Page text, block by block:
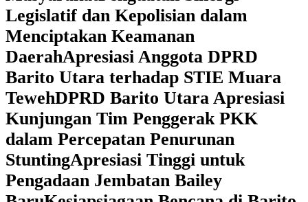
Legislatif dan Kepolisian dalam
Menciptakan Keamanan
DaerahApresiasi Anggota DPRD
Barito Utara terhadap STIE Muara
TewehDPRD Barito Utara Apresiasi
Kunjungan Tim Penggerak PKK
dalam Percepatan Penurunan
StuntingApresiasi Tinggi untuk
Pengadaan Jembatan Bailey